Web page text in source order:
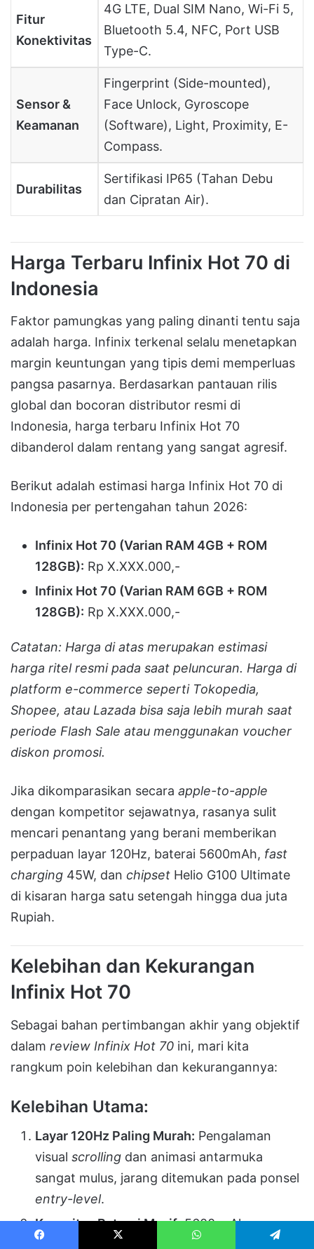
Fitur
Konektivitas
4G LTE, Dual SIM Nano, Wi-Fi 5,
Bluetooth 5.4, NFC, Port USB
Type-C.
Sensor &
Keamanan
Fingerprint (Side-mounted),
Face Unlock, Gyroscope
(Software), Light, Proximity, E-
Compass.
Durabilitas
Sertifikasi IP65 (Tahan Debu
dan Cipratan Air).
Harga Terbaru Infinix Hot 70 di
Indonesia
Faktor pamungkas yang paling dinanti tentu saja
adalah harga. Infinix terkenal selalu menetapkan
margin keuntungan yang tipis demi memperluas
pangsa pasarnya. Berdasarkan pantauan rilis
global dan bocoran distributor resmi di
Indonesia, harga terbaru Infinix Hot 70
dibanderol dalam rentang yang sangat agresif.
Berikut adalah estimasi harga Infinix Hot 70 di
Indonesia per pertengahan tahun 2026:
Infinix Hot 70 (Varian RAM 4GB + ROM
128GB): Rp X.XXX.000,-
Infinix Hot 70 (Varian RAM 6GB + ROM
128GB): Rp X.XXX.000,-
Catatan: Harga di atas merupakan estimasi
harga ritel resmi pada saat peluncuran. Harga di
platform e-commerce seperti Tokopedia,
Shopee, atau Lazada bisa saja lebih murah saat
periode Flash Sale atau menggunakan voucher
diskon promosi.
Jika dikomparasikan secara apple-to-apple
dengan kompetitor sejawatnya, rasanya sulit
mencari penantang yang berani memberikan
perpaduan layar 120Hz, baterai 5600mAh, fast
charging 45W, dan chipset Helio G100 Ultimate
di kisaran harga satu setengah hingga dua juta
Rupiah.
Kelebihan dan Kekurangan
Infinix Hot 70
Sebagai bahan pertimbangan akhir yang objektif
dalam review Infinix Hot 70 ini, mari kita
rangkum poin kelebihan dan kekurangannya:
Kelebihan Utama:
Layar 120Hz Paling Murah: Pengalaman
visual scrolling dan animasi antarmuka
sangat mulus, jarang ditemukan pada ponsel
entry-level.
Kapasitas Baterai Masif:5600 mAh
memastikan pengguna tidak perlu membawa